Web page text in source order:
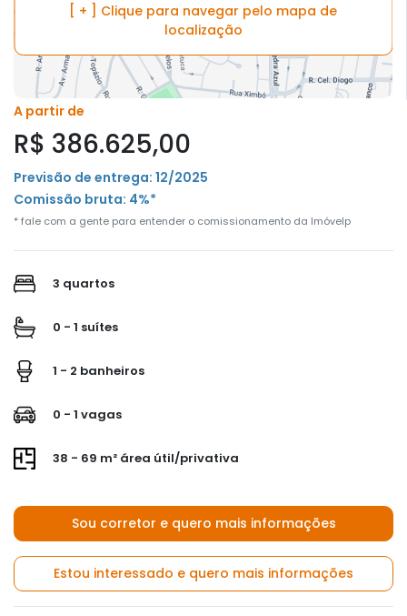
[ + ] Clique para navegar pelo mapa de
localização
A partir de
R$ 386.625,00
Previsão de entrega: 12/2025
Comissão bruta: 4%*
* fale com a gente para entender o comissionamento da Imóvelp
3 quartos
0 - 1 suítes
1 - 2 banheiros
0 - 1 vagas
38 - 69 m² área útil/privativa
Sou corretor e quero mais informações
Estou interessado e quero mais informações